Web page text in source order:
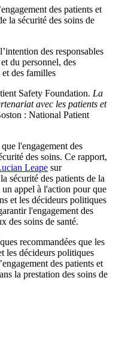
des patients et
la sécurité des soins de
des responsables
du personnel, des
des familles
Safety Foundation. La
avec les patients et
: National Patient
l'engagement des
des soins. Ce rapport,
Leape sur
sécurité des patients de la
appel à l'action pour que
et les décideurs politiques
l'engagement des
des soins de santé.
recommandées que les
les décideurs politiques
des patients et
la prestation des soins de